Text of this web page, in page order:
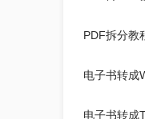
PDF拆分教
电子书转成
电子书转成